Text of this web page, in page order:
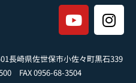
長崎県佐世保市小佐々町黒石339
FAX 0956-68-3504